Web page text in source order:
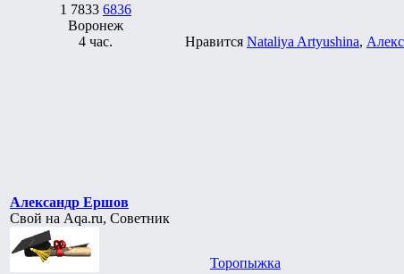
1 7833 6836
Воронеж
4 час.
Нравится Nataliya Artyushina,
Александр Ершов
Свой на Aqa.ru, Советник
Торопыжка